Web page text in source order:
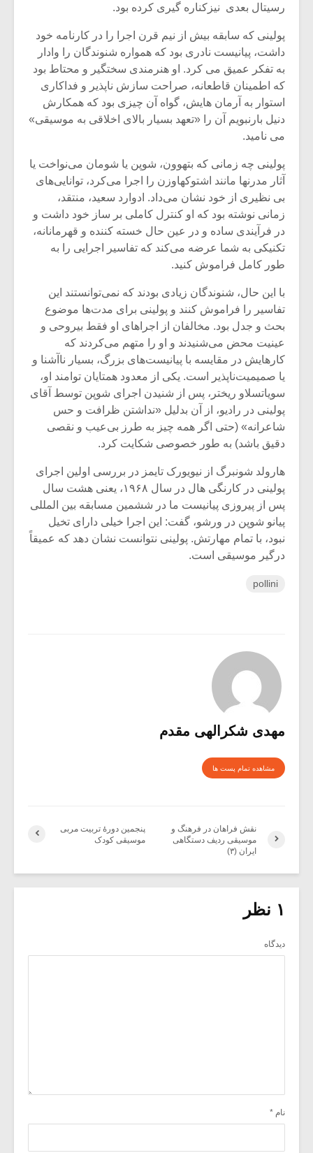
رسیتال بعدی نیزکناره گیری کرده بود.
پولینی که سابقه بیش از نیم قرن اجرا را در کارنامه خود
داشت، پیانیست نادری بود که همواره شنوندگان را وادار
به تفکر عمیق می‌ کرد. او هنرمندی سختگیر و محتاط بود
که اطمینان قاطعانه، صراحت سازش ناپذیر و فداکاری
استوار به آرمان هایش، گواه آن چیزی بود که همکارش
دنیل بارنبویم آن را «تعهد بسیار بالای اخلاقی به موسیقی»
می‌ نامید.
پولینی چه زمانی که بتهوون، شوپن یا شومان می‌­نواخت یا
آثار مدرنها مانند اشتوکهاوزن را اجرا می‌­کرد، توانایی­‌های
بی نظیری از خود نشان می‌­داد. ادوارد سعید، منتقد،
زمانی نوشته بود که او کنترل کاملی بر ساز خود داشت و
در فرآیندی ساده و در عین حال خسته کننده و قهرمانانه،
تکنیکی به شما عرضه می‌­کند که تفاسیر اجرایی را به
طور کامل فراموش کنید.
با این حال، شنوندگان زیادی بودند که نمی‌توانستند این
تفاسیر را فراموش کنند و پولینی برای مدت‌ها موضوع
بحث و جدل بود. مخالفان از اجراهای او فقط بی­روحی و
عینیت محض می‌­شنیدند و او را متهم می‌کردند که
کارهایش در مقایسه با پیانیست‌های بزرگ، بسیار ناآشنا و
یا صمیمیت­‌ناپذیر است. یکی از معدود همتایان توامند او،
سویاتسلاو ریختر، پس از شنیدن اجرای شوپن توسط آقای
پولینی در رادیو، از آن بدلیل «نداشتن ظرافت و حس
شاعرانه» (حتی اگر همه چیز به طرز بی‌عیب و نقصی
دقیق باشد) به طور خصوصی شکایت کرد.
هارولد شونبرگ از نیویورک تایمز در بررسی اولین اجرای
پولینی در کارنگی هال در سال ۱۹۶۸، یعنی هشت سال
پس از پیروزی پیانیست ما در ششمین مسابقه بین المللی
پیانو شوپن در ورشو، گفت: این اجرا خیلی دارای تخیل
نبود، با تمام مهارتش. پولینی نتوانست نشان دهد که عمیقاً
درگیر موسیقی است.
pollini
مهدی شکرالهی مقدم
مشاهده تمام پست ها
پنجمین دورۀ تربیت مربی
موسیقی کودک
نقش فراهان در فرهنگ و
موسیقی ردیف دستگاهی
ایران (۳)
۱ نظر
دیدگاه
نام *
میکلوش روژا
یادداشتی بر موسیقی
متن فیلم «متری
شیش و نیم»
اگر نمی توانی
مشهورترین باشی،
بدنام ترین باش
موریس ژار
دوره
موسیقی
برگزار